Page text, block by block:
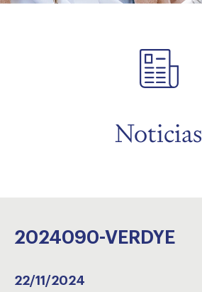
Noticias
2024090-VERDYE
22/11/2024